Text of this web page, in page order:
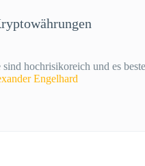
hochrisikoreich und es
Engelhard